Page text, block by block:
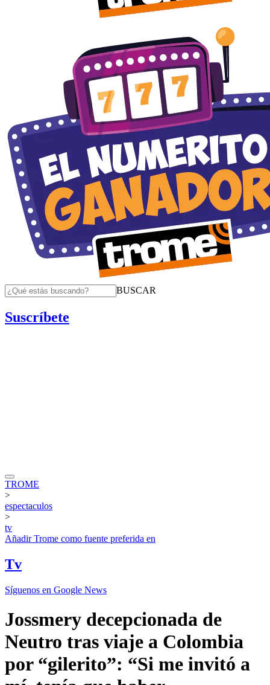
BUSCAR
Suscríbete
TROME
>
espectaculos
>
tv
AñadirTrome como fuente preferida en
Tv
Síguenos en Google News
Jossmery decepcionada de
Neutro tras viaje a Colombia
por “gilerito”: “Si me invitó a